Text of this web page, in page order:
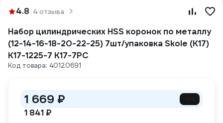
4.8 4 отзыва
Набор цилиндрических HSS коронок по металлу
(12-14-16-18-20-22-25) 7шт/упаковка Skole (K17)
K17-1225-7 K17-7PC
Код товара: 40120691
1 669 ₽
1 841 ₽